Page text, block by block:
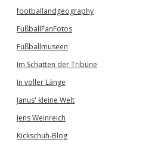
footballandgeography
FußballFanFotos
Fußballmuseen
Im Schatten der Tribüne
In voller Länge
Janus' kleine Welt
Jens Weinreich
Kickschuh-Blog